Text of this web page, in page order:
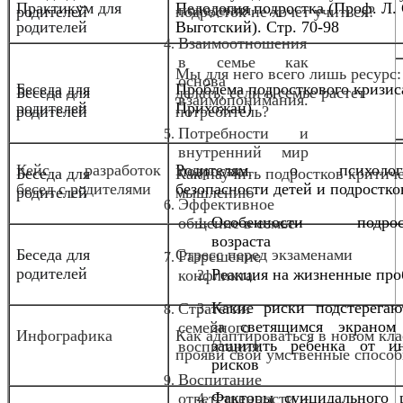
Практикум для
родителей
Педология подростка (Проф. Л.
Выготский). Стр. 70-98
Беседа для
родителей
Проблема подросткового
Прихожан)
Кейс разработок
бесед с родителями
Родителям о
безопасности детей и
Особенности
возраста
Реакция на жизненные
Какие риски
за светящимся
защитить ребенка от
рисков
Факторы суицидального
поведения.
Взаимоотношения
в семье как
основа
взаимопонимания.
Потребности и
внутренний мир
подростка.
Эффективное
общение в семье
Разрешение
конфликта.
Стратегии
семейного
воспитания.
Воспитание
ответственности –
родителей
подросток не хочет учиться?
Беседа для
родителей
Мы для него всего лишь
делать, если в семье растет
потребитель?
Беседа для
родителей
Как научить подростков
мышлению
Беседа для
родителей
Стресс перед экзаменами
Инфографика
Как адаптироваться в новом
прояви свои умственные